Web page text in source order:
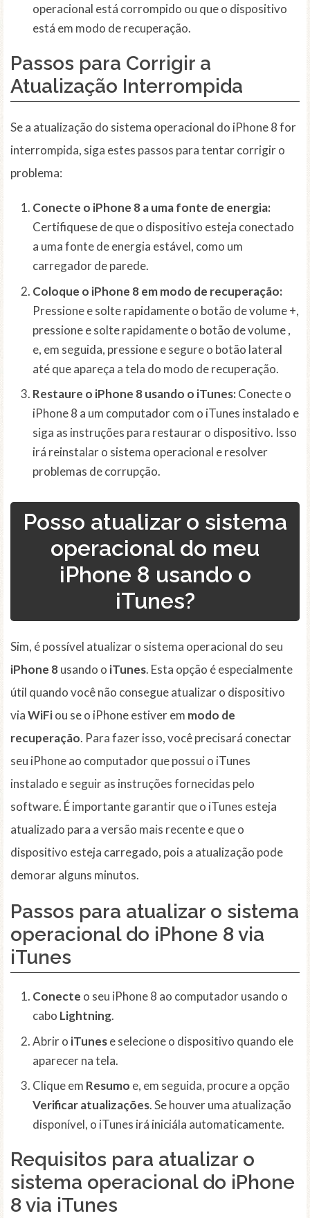
operacional está corrompido ou que o dispositivo
está em modo de recuperação.
Passos para Corrigir a
Atualização Interrompida
Se a atualização do sistema operacional do iPhone 8 for
interrompida, siga estes passos para tentar corrigir o
problema:
Conecte o iPhone 8 a uma fonte de energia:
Certifiquese de que o dispositivo esteja conectado
a uma fonte de energia estável, como um
carregador de parede.
Coloque o iPhone 8 em modo de recuperação:
Pressione e solte rapidamente o botão de volume +,
pressione e solte rapidamente o botão de volume ,
e, em seguida, pressione e segure o botão lateral
até que apareça a tela do modo de recuperação.
Restaure o iPhone 8 usando o iTunes:Conecte o
iPhone 8 a um computador com o iTunes instalado e
siga as instruções para restaurar o dispositivo. Isso
irá reinstalar o sistema operacional e resolver
problemas de corrupção.
Posso atualizar o sistema
operacional do meu
iPhone 8 usando o
iTunes?
Sim, é possível atualizar o sistema operacional do seu
iPhone 8usando o iTunes. Esta opção é especialmente
útil quando você não consegue atualizar o dispositivo
viaWiFiou se o iPhone estiver em modo de
recuperação. Para fazer isso, você precisará conectar
seu iPhone ao computador que possui o iTunes
instalado e seguir as instruções fornecidas pelo
software. É importante garantir que o iTunes esteja
atualizado para a versão mais recente e que o
dispositivo esteja carregado, pois a atualização pode
demorar alguns minutos.
Passos para atualizar o sistema
operacional do iPhone 8 via
iTunes
Conecte o seu iPhone 8 ao computador usando o
cabo Lightning.
Abrir o iTunese selecione o dispositivo quando ele
aparecer na tela.
Clique em Resumo e, em seguida, procure a opção
Verificar atualizações. Se houver uma atualização
disponível, o iTunes irá iniciála automaticamente.
Requisitos para atualizar o
sistema operacional do iPhone
8 via iTunes